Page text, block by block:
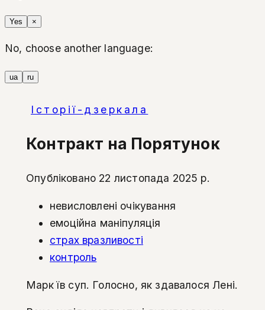
Yes ×
No, choose another language:
ua ru
Історії-дзеркала
Контракт на Порятунок
Опубліковано 22 листопада 2025 р.
невисловлені очікування
емоційна маніпуляція
страх вразливості
контроль
Марк їв суп. Голосно, як здавалося Лені.